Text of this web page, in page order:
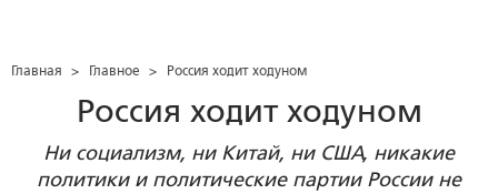
Главная > Главное > Россия ходит ходуном
Россия ходит ходуном
Ни социализм, ни Китай, ни США, никакие
политики и политические партии России не